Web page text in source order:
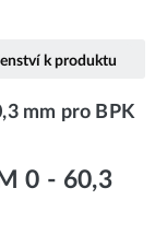
k produktu
mm pro BPK
0 - 60,3